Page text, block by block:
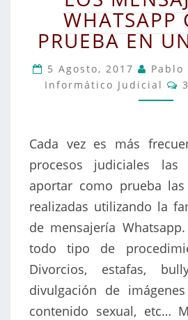
DE
EN
WHATSAPP
PRUEBA EN
5 Agosto, 2017
Pablo
Informático Judicial
Cada vez es más
procesos judiciales las
aportar como prueba las
realizadas utilizando la
de mensajería
todo tipo de
Divorcios, estafas,
divulgación de
contenido sexual, etc…